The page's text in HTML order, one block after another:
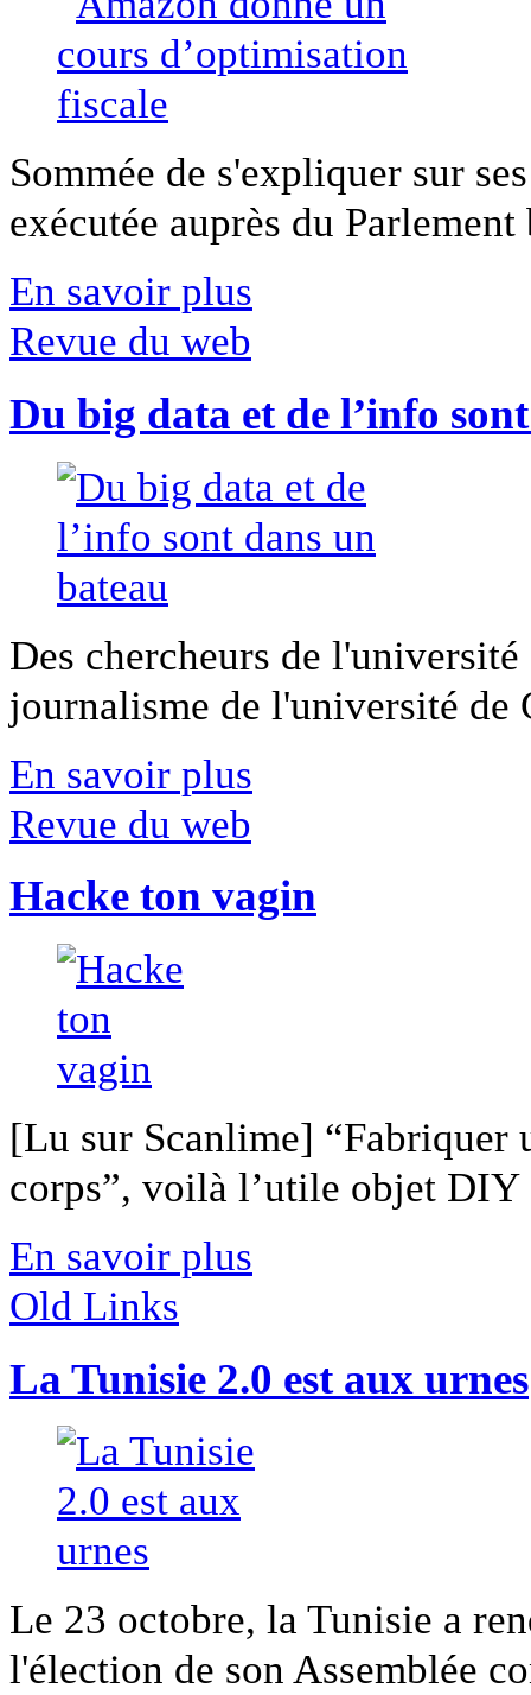
Sommée de s'expliquer sur
exécutée auprès du
En savoir plus
Revue du web
Du big data et de l’info
Des chercheurs de
journalisme de l'université
En savoir plus
Revue du web
Hacke ton vagin
[Lu sur Scanlime] “Fabriquer
corps”, voilà l’utile objet
En savoir plus
Old Links
La Tunisie 2.0 est aux urnes
Le 23 octobre, la Tunisie a
l'élection de son Assemblée